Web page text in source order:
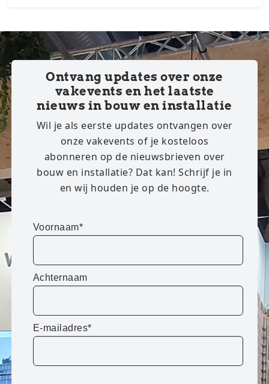
Ontvang updates over onze
vakevents en het laatste
nieuws in bouw en installatie
Wil je als eerste updates ontvangen over
onze vakevents of je kosteloos
abonneren op de nieuwsbrieven over
bouw en installatie? Dat kan! Schrijf je in
en wij houden je op de hoogte.
Voornaam*
Achternaam
E-mailadres*